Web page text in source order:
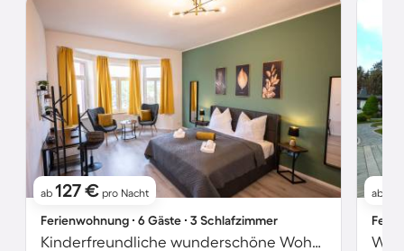
ab 127 € pro Nacht
Ferienwohnung ∙ 6 Gäste ∙ 3 Schlafzimmer
Kinderfreundliche wunderschöne Wohnung | Stadtblick | Hunde erlaubt
ab